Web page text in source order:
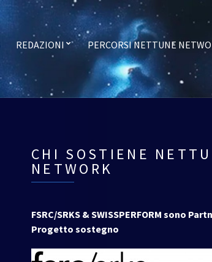
REDAZIONI
PERCORSI NETTUNE
CHI SOSTIENE
NETWORK
FSRC/SRKS & SWISSPERFORM sono
Progetto sostegno